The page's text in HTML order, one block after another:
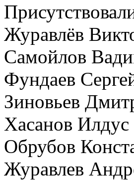
Журавлёв
Самойлов
Фундаев
Зиновьев
Хасанов Илдус
Обрубов
Журавлев